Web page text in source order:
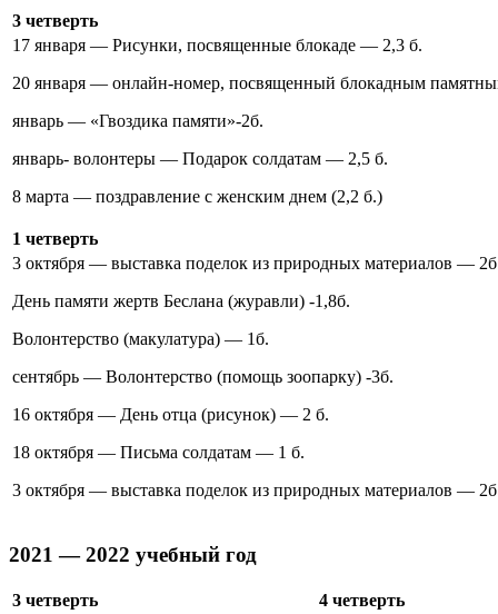
3 четверть
17 января — Рисунки, посвященные блокаде — 2,3 б.
20 января — онлайн-номер, посвященный блокадным
январь — «Гвоздика памяти»-2б.
январь- волонтеры — Подарок солдатам — 2,5 б.
8 марта — поздравление с женским днем (2,2 б.)
1 четверть
3 октября — выставка поделок из природных материалов —
День памяти жертв Беслана (журавли) -1,8б.
Волонтерство (макулатура) — 1б.
сентябрь — Волонтерство (помощь зоопарку) -3б.
16 октября — День отца (рисунок) — 2 б.
18 октября — Письма солдатам — 1 б.
3 октября — выставка поделок из природных материалов —
2021 — 2022 учебный год
3 четверть
4 четверть